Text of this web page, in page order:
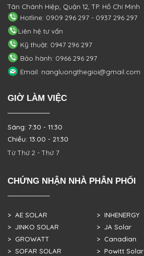
Tân Chánh Hiệp, Quận 12, TP. Hồ Chí Minh
Hotline: 0909 296 297 - 0937 296 297
Liên hệ tư vấn
Kỹ thuật: 0947 296 297
Bảo hành: 0966 296 297
Email: nangluongthegioi@gmail.com
GIỜ LÀM VIỆC
Sáng: 7:30 - 11:30
Chiều: 13:00 - 21:30
Từ Thứ 2 - Thứ 7
CHỨNG NHẬN NHÀ PHÂN PHỐI
> AE SOLAR
> JINKO SOLAR
> GROWATT
> SOFAR SOLAR
> INHENERGY
> JA Solar
> Canadian
> Powitt Solar